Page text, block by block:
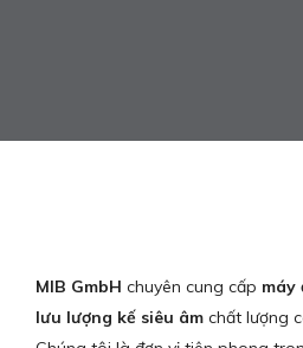
MIB GmbH chuyên cung cấp máy
lưu lượng kế siêu âm chất lượng